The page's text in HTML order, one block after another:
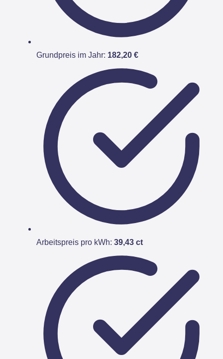
Grundpreis im Jahr: 182,20 €
Arbeitspreis pro kWh: 39,43 ct